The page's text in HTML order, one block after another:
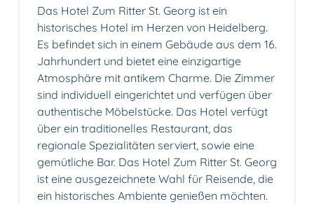
Das Hotel Zum Ritter St. Georg ist ein
historisches Hotel im Herzen von Heidelberg.
Es befindet sich in einem Gebäude aus dem 16.
Jahrhundert und bietet eine einzigartige
Atmosphäre mit antikem Charme. Die Zimmer
sind individuell eingerichtet und verfügen über
authentische Möbelstücke. Das Hotel verfügt
über ein traditionelles Restaurant, das
regionale Spezialitäten serviert, sowie eine
gemütliche Bar. Das Hotel Zum Ritter St. Georg
ist eine ausgezeichnete Wahl für Reisende, die
ein historisches Ambiente genießen möchten.